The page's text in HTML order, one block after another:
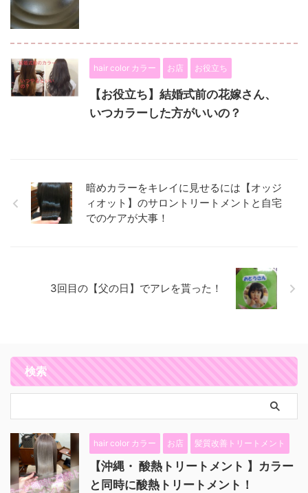
hair color カラー お店 お役立ち
【お役立ち】結婚式前の花嫁さん、
いつカラーした方がいいの？
暗めカラーをキレイに見せるには【オッジ
ィオット】のサロントリートメントと自宅
でのケアが大事！
3回目の【父の日】でアレを貰った！
検索
hair color カラー お店 髪質改善トリートメント
【沖縄・ 酸熱トリートメント 】カラー
と同時に酸熱トリートメント！